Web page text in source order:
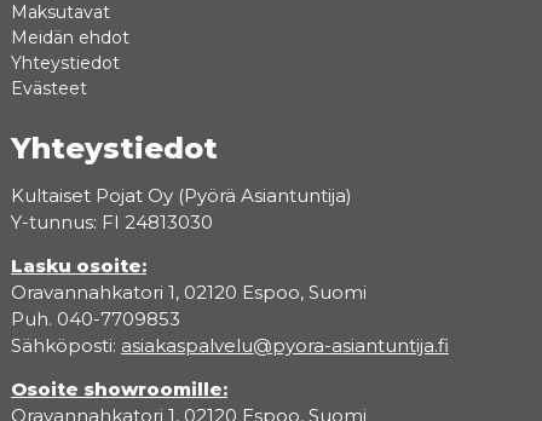
Maksutavat
Meidän ehdot
Yhteystiedot
Evästeet
Yhteystiedot
Kultaiset Pojat Oy (Pyörä Asiantuntija)
Y-tunnus: FI 24813030
Lasku osoite:
Oravannahkatori 1, 02120 Espoo, Suomi
Puh. 040-7709853
Sähköposti: asiakaspalvelu@pyora-asiantuntija.fi
Osoite showroomille:
Oravannahkatori 1, 02120 Espoo, Suomi